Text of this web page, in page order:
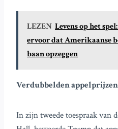
LEZEN Levens op het
ervoor dat Amerikaanse
baan opzeggen
Verdubbelden
In zijn tweede toespraak van